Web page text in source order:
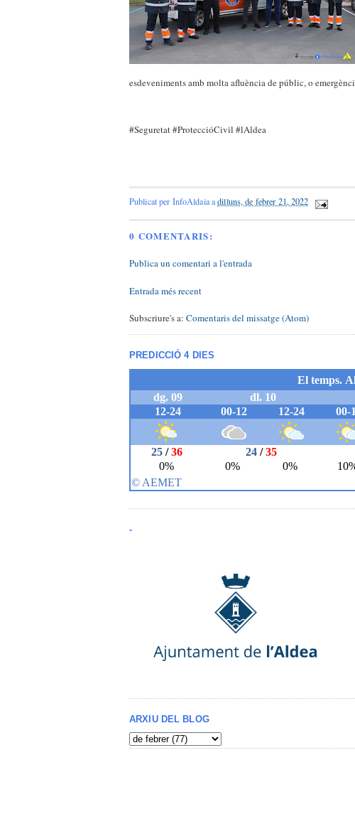
esdeveniments amb molta afluència de públic, o
#Seguretat #ProteccióCivil #lAldea
Publicat per InfoAldaiaadilluns, de febrer 21, 2022
0 COMENTARIS:
Publica un comentari a l'entrada
Entrada més recent
Subscriure's a: Comentaris del missatge (Atom)
PREDICCIÓ 4 DIES
-
ARXIU DEL BLOG